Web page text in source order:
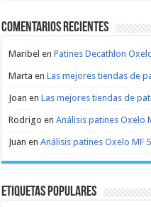
Comentarios recientes
Maribel enPatines Decathlon
Marta enLas mejores tiendas de
Joan enLas mejores tiendas de
Rodrigo enAnálisis patines Oxelo
Juan enAnálisis patines Oxelo MF
Etiquetas populares